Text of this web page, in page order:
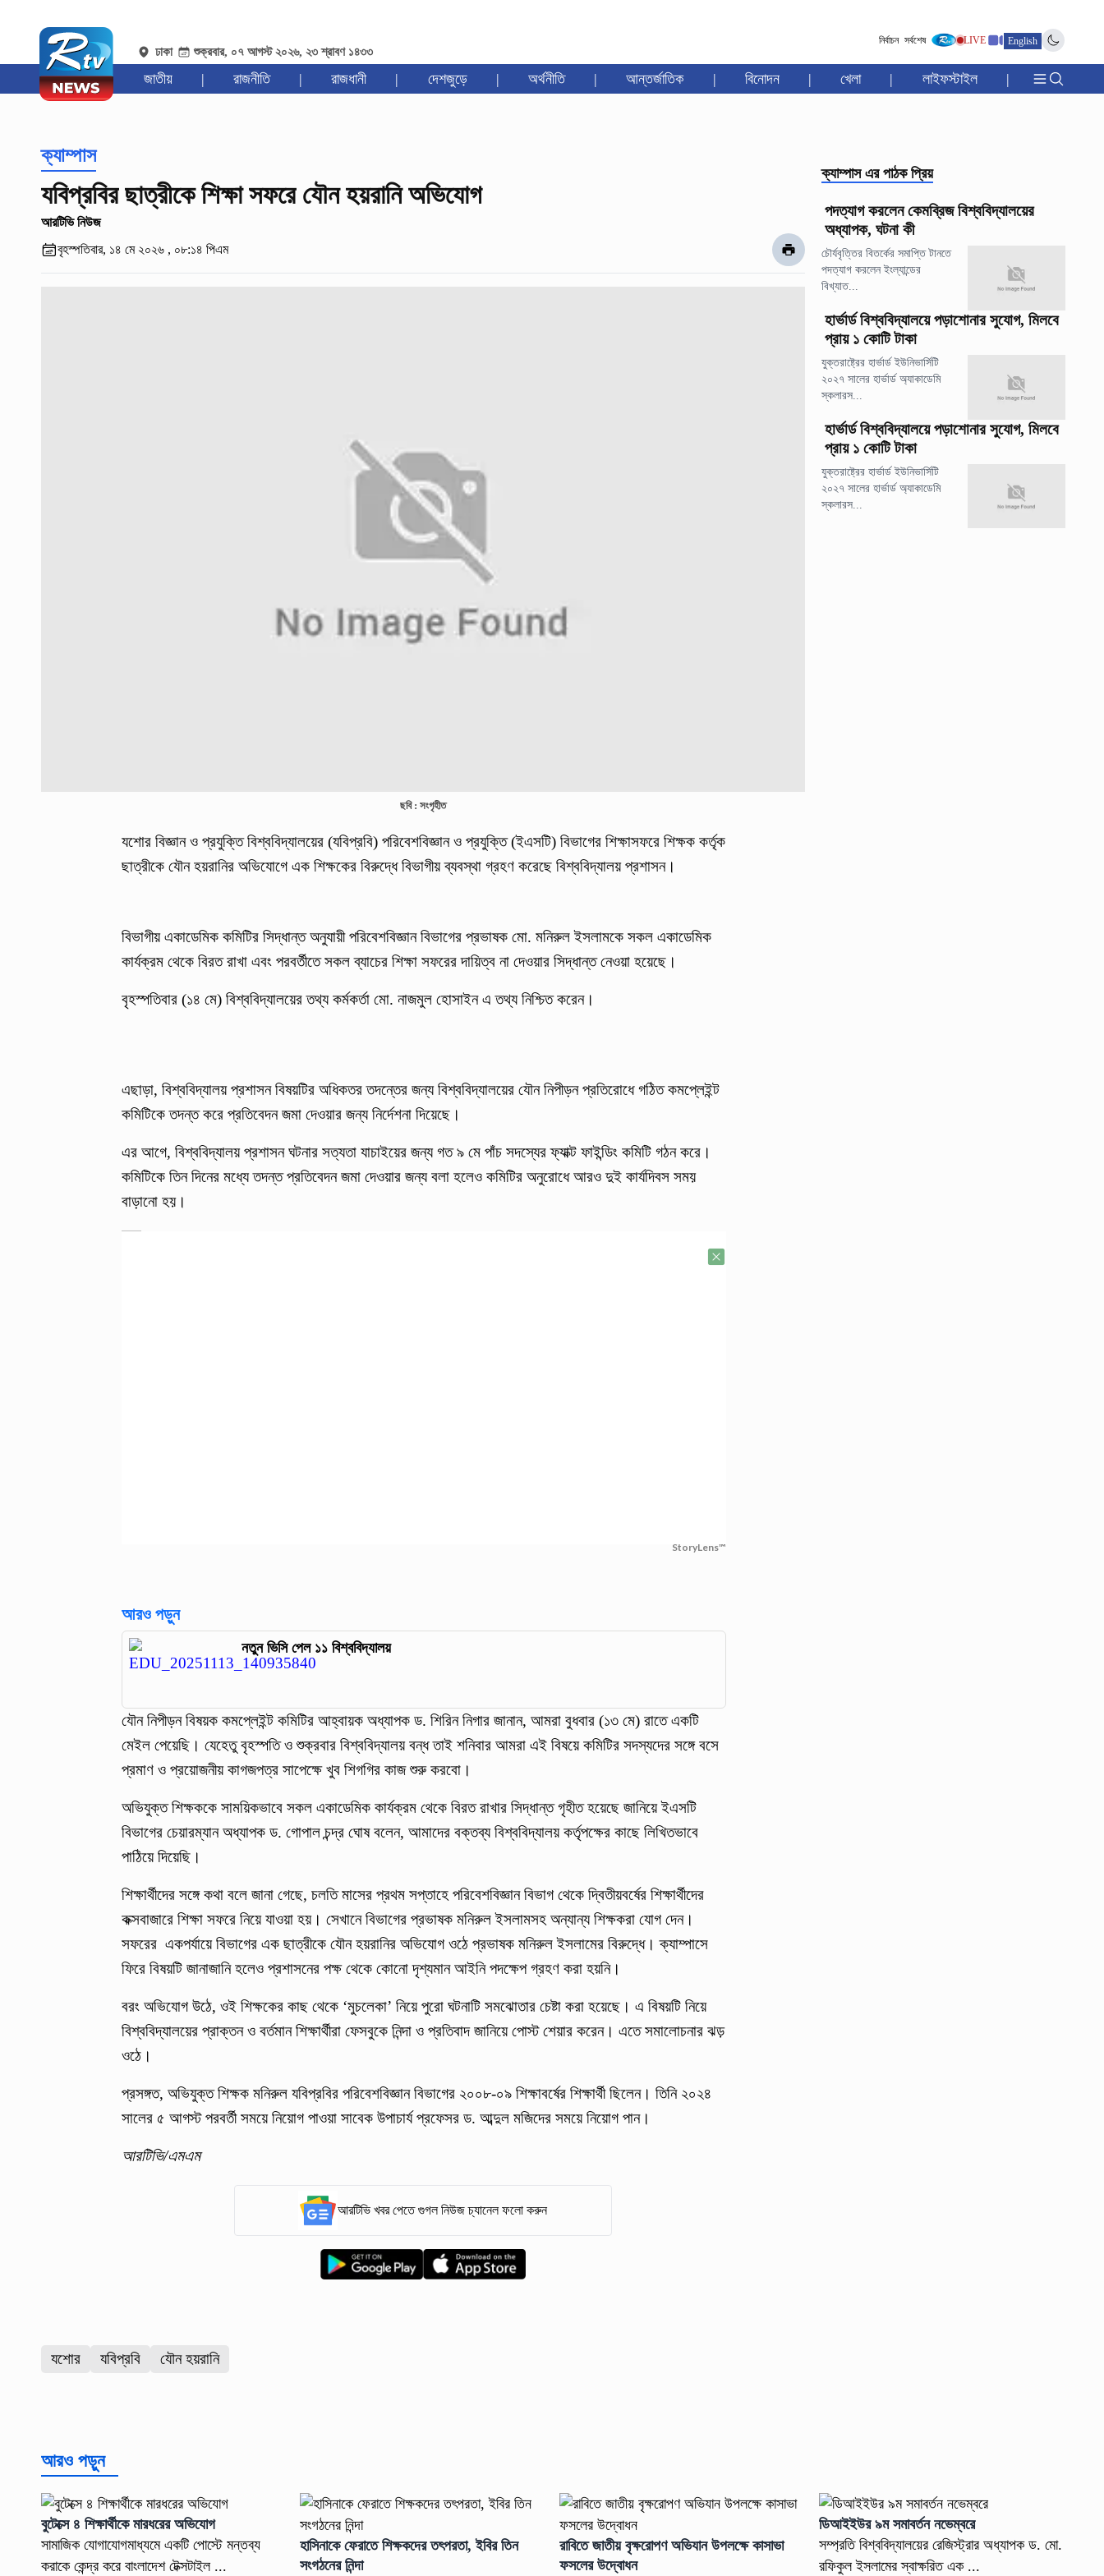
ঢাকা শুক্রবার, ০৭ আগস্ট ২০২৬, ২৩ শ্রাবণ ১৪৩৩
নির্বাচন সর্বশেষ LIVE English
জাতীয় | রাজনীতি | রাজধানী | দেশজুড়ে | অর্থনীতি | আন্তর্জাতিক | বিনোদন | খেলা | লাইফস্টাইল |
ক্যাম্পাস
যবিপ্রবির ছাত্রীকে শিক্ষা সফরে যৌন হয়রানি অভিযোগ
আরটিভি নিউজ
বৃহস্পতিবার, ১৪ মে ২০২৬ , ০৮:১৪ পিএম
ছবি : সংগৃহীত
যশোর বিজ্ঞান ও প্রযুক্তি বিশ্ববিদ্যালয়ের (যবিপ্রবি) পরিবেশবিজ্ঞান ও প্রযুক্তি (ইএসটি) বিভাগের শিক্ষাসফরে শিক্ষক কর্তৃক
ছাত্রীকে যৌন হয়রানির অভিযোগে এক শিক্ষকের বিরুদ্ধে বিভাগীয় ব্যবস্থা গ্রহণ করেছে বিশ্ববিদ্যালয় প্রশাসন।
বিভাগীয় একাডেমিক কমিটির সিদ্ধান্ত অনুযায়ী পরিবেশবিজ্ঞান বিভাগের প্রভাষক মো. মনিরুল ইসলামকে সকল একাডেমিক
কার্যক্রম থেকে বিরত রাখা এবং পরবর্তীতে সকল ব্যাচের শিক্ষা সফরের দায়িত্ব না দেওয়ার সিদ্ধান্ত নেওয়া হয়েছে।
বৃহস্পতিবার (১৪ মে) বিশ্ববিদ্যালয়ের তথ্য কর্মকর্তা মো. নাজমুল হোসাইন এ তথ্য নিশ্চিত করেন।
এছাড়া, বিশ্ববিদ্যালয় প্রশাসন বিষয়টির অধিকতর তদন্তের জন্য বিশ্ববিদ্যালয়ের যৌন নিপীড়ন প্রতিরোধে গঠিত কমপ্লেইন্ট
কমিটিকে তদন্ত করে প্রতিবেদন জমা দেওয়ার জন্য নির্দেশনা দিয়েছে।
এর আগে, বিশ্ববিদ্যালয় প্রশাসন ঘটনার সত্যতা যাচাইয়ের জন্য গত ৯ মে পাঁচ সদস্যের ফ্যাক্ট ফাইন্ডিং কমিটি গঠন করে।
কমিটিকে তিন দিনের মধ্যে তদন্ত প্রতিবেদন জমা দেওয়ার জন্য বলা হলেও কমিটির অনুরোধে আরও দুই কার্যদিবস সময়
বাড়ানো হয়।
StoryLens™
আরও পড়ুন
নতুন ভিসি পেল ১১ বিশ্ববিদ্যালয়
যৌন নিপীড়ন বিষয়ক কমপ্লেইন্ট কমিটির আহ্বায়ক অধ্যাপক ড. শিরিন নিগার জানান, আমরা বুধবার (১৩ মে) রাতে একটি
মেইল পেয়েছি। যেহেতু বৃহস্পতি ও শুক্রবার বিশ্ববিদ্যালয় বন্ধ তাই শনিবার আমরা এই বিষয়ে কমিটির সদস্যদের সঙ্গে বসে
প্রমাণ ও প্রয়োজনীয় কাগজপত্র সাপেক্ষে খুব শিগগির কাজ শুরু করবো।
অভিযুক্ত শিক্ষককে সাময়িকভাবে সকল একাডেমিক কার্যক্রম থেকে বিরত রাখার সিদ্ধান্ত গৃহীত হয়েছে জানিয়ে ইএসটি
বিভাগের চেয়ারম্যান অধ্যাপক ড. গোপাল চন্দ্র ঘোষ বলেন, আমাদের বক্তব্য বিশ্ববিদ্যালয় কর্তৃপক্ষের কাছে লিখিতভাবে
পাঠিয়ে দিয়েছি।
শিক্ষার্থীদের সঙ্গে কথা বলে জানা গেছে, চলতি মাসের প্রথম সপ্তাহে পরিবেশবিজ্ঞান বিভাগ থেকে দ্বিতীয়বর্ষের শিক্ষার্থীদের
কক্সবাজারে শিক্ষা সফরে নিয়ে যাওয়া হয়। সেখানে বিভাগের প্রভাষক মনিরুল ইসলামসহ অন্যান্য শিক্ষকরা যোগ দেন।
সফরের একপর্যায়ে বিভাগের এক ছাত্রীকে যৌন হয়রানির অভিযোগ ওঠে প্রভাষক মনিরুল ইসলামের বিরুদ্ধে। ক্যাম্পাসে
ফিরে বিষয়টি জানাজানি হলেও প্রশাসনের পক্ষ থেকে কোনো দৃশ্যমান আইনি পদক্ষেপ গ্রহণ করা হয়নি।
বরং অভিযোগ উঠে, ওই শিক্ষকের কাছ থেকে ‘মুচলেকা’ নিয়ে পুরো ঘটনাটি সমঝোতার চেষ্টা করা হয়েছে। এ বিষয়টি নিয়ে
বিশ্ববিদ্যালয়ের প্রাক্তন ও বর্তমান শিক্ষার্থীরা ফেসবুকে নিন্দা ও প্রতিবাদ জানিয়ে পোস্ট শেয়ার করেন। এতে সমালোচনার ঝড়
ওঠে।
প্রসঙ্গত, অভিযুক্ত শিক্ষক মনিরুল যবিপ্রবির পরিবেশবিজ্ঞান বিভাগের ২০০৮-০৯ শিক্ষাবর্ষের শিক্ষার্থী ছিলেন। তিনি ২০২৪
সালের ৫ আগস্ট পরবর্তী সময়ে নিয়োগ পাওয়া সাবেক উপাচার্য প্রফেসর ড. আব্দুল মজিদের সময়ে নিয়োগ পান।
আরটিভি/এমএম
আরটিভি খবর পেতে গুগল নিউজ চ্যানেল ফলো করুন
যশোর যবিপ্রবি যৌন হয়রানি
ক্যাম্পাস এর পাঠক প্রিয়
পদত্যাগ করলেন কেমব্রিজ বিশ্ববিদ্যালয়ের
অধ্যাপক, ঘটনা কী
চৌর্যবৃত্তির বিতর্কের সমাপ্তি টানতে
পদত্যাগ করলেন ইংল্যান্ডের
বিখ্যাত...
হার্ভার্ড বিশ্ববিদ্যালয়ে পড়াশোনার সুযোগ, মিলবে
প্রায় ১ কোটি টাকা
যুক্তরাষ্ট্রের হার্ভার্ড ইউনিভার্সিটি
২০২৭ সালের হার্ভার্ড অ্যাকাডেমি
স্কলারস...
হার্ভার্ড বিশ্ববিদ্যালয়ে পড়াশোনার সুযোগ, মিলবে
প্রায় ১ কোটি টাকা
যুক্তরাষ্ট্রের হার্ভার্ড ইউনিভার্সিটি
২০২৭ সালের হার্ভার্ড অ্যাকাডেমি
স্কলারস...
আরও পড়ুন
বুটেক্সে ৪ শিক্ষার্থীকে মারধরের অভিযোগ
সামাজিক যোগাযোগমাধ্যমে একটি পোস্টে মন্তব্য
করাকে কেন্দ্র করে বাংলাদেশ টেক্সটাইল ...
হাসিনাকে ফেরাতে শিক্ষকদের তৎপরতা, ইবির তিন
সংগঠনের নিন্দা
রাবিতে জাতীয় বৃক্ষরোপণ অভিযান উপলক্ষে কাসাভা
ফসলের উদ্বোধন
ডিআইইউর ৯ম সমাবর্তন নভেম্বরে
সম্প্রতি বিশ্ববিদ্যালয়ের রেজিস্ট্রার অধ্যাপক ড. মো.
রফিকুল ইসলামের স্বাক্ষরিত এক ...